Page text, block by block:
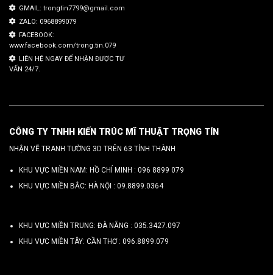
GMAIL: trongtin7799@gmail.com
ZALO: 0968899079
FACEBOOK:
www.facebook.com/trong.tin.079
LIÊN HỆ NGAY ĐỂ NHẬN ĐƯỢC TƯ
VẤN 24/7.
CÔNG TY TNHH KIẾN TRÚC MĨ THUẬT TRỌNG TÍN
NHẬN VẼ TRANH TƯỜNG 3D TRÊN 63 TỈNH THÀNH
KHU VỰC MIỀN NAM: HỒ CHÍ MINH : 096 8899 079
KHU VỰC MIỀN BẮC: HÀ NỘI : 09.8899.0364
KHU VỰC MIỀN TRUNG: ĐÀ NẴNG : 035.3427.097
KHU VỰC MIỀN TÂY: CẦN THƠ : 096.8899.079